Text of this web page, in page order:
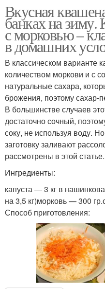
Вкусная
банках на зиму.
с морковью –
в домашних
В классическом варианте
количеством моркови и с
натуральные сахара,
брожения, поэтому сахар-
В большинстве случаев
достаточно сочный,
соку, не используя воду.
заготовку заливают
рассмотрены в этой статье.
Ингредиенты:
капуста — 3 кг в
на 3,5 кг)морковь — 300
Способ приготовления: